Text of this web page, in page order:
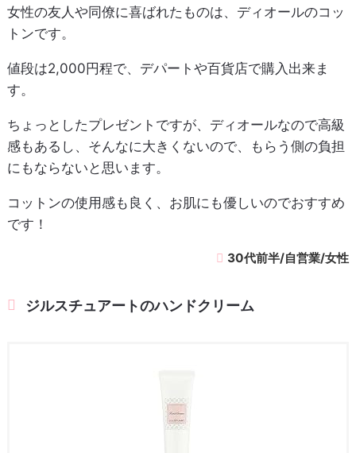
女性の友人や同僚に喜ばれたものは、ディオールのコッ
トンです。
値段は2,000円程で、デパートや百貨店で購入出来ま
す。
ちょっとしたプレゼントですが、ディオールなので高級
感もあるし、そんなに大きくないので、もらう側の負担
にもならないと思います。
コットンの使用感も良く、お肌にも優しいのでおすすめ
です！
30代前半/自営業/女性
ジルスチュアートのハンドクリーム